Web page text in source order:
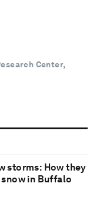
Center,
storms: How they
in Buffalo